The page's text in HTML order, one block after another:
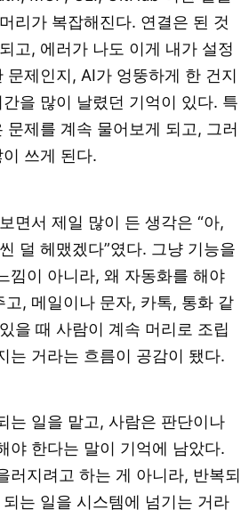
리가 복잡해진다. 연결은 된 것
고, 에러가 나도 이게 내가 설정
문제인지, AI가 엉뚱하게 한 건지
을 많이 날렸던 기억이 있다. 특
문제를 계속 물어보게 되고, 그러
쓰게 된다.
면서 제일 많이 든 생각은 “아,
덜 헤맸겠다”였다. 그냥 기능을
낌이 아니라, 왜 자동화를 해야
, 메일이나 문자, 카톡, 통화 같
을 때 사람이 계속 머리로 조립
는 거라는 흐름이 공감이 됐다.
는 일을 맡고, 사람은 판단이나
야 한다는 말이 기억에 남았다.
러지려고 하는 게 아니라, 반복되
는 일을 시스템에 넘기는 거라